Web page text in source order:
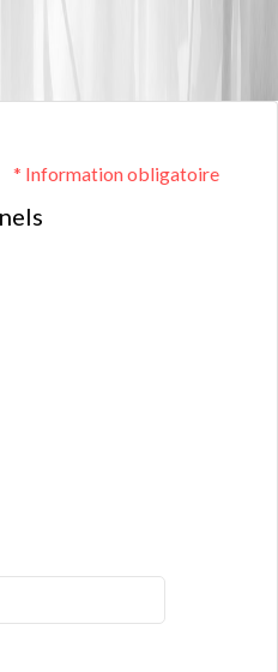
* Information obligatoire